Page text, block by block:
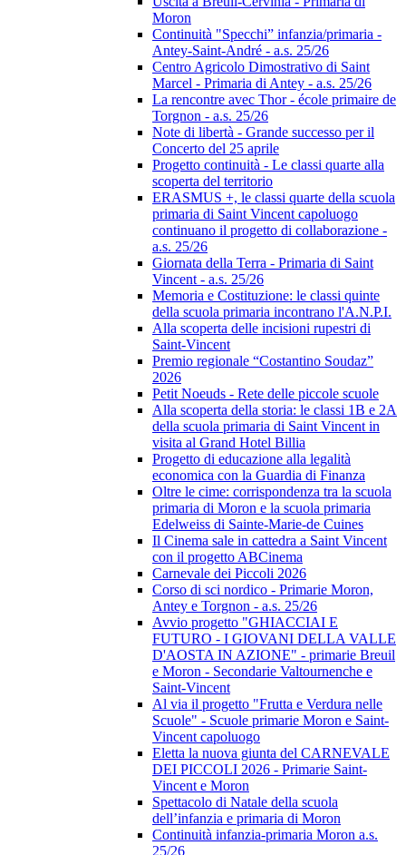
Moron
Continuità "Specchi” infanzia/primaria -
Antey-Saint-André - a.s. 25/26
Centro Agricolo Dimostrativo di Saint
Marcel - Primaria di Antey - a.s. 25/26
La rencontre avec Thor - école primaire de
Torgnon - a.s. 25/26
Note di libertà - Grande successo per il
Concerto del 25 aprile
Progetto continuità - Le classi quarte alla
scoperta del territorio
ERASMUS +, le classi quarte della scuola
primaria di Saint Vincent capoluogo
continuano il progetto di collaborazione -
a.s. 25/26
Giornata della Terra - Primaria di Saint
Vincent - a.s. 25/26
Memoria e Costituzione: le classi quinte
della scuola primaria incontrano l'A.N.P.I.
Alla scoperta delle incisioni rupestri di
Saint-Vincent
Premio regionale “Costantino Soudaz”
2026
Petit Noeuds - Rete delle piccole scuole
Alla scoperta della storia: le classi 1B e 2A
della scuola primaria di Saint Vincent in
visita al Grand Hotel Billia
Progetto di educazione alla legalità
economica con la Guardia di Finanza
Oltre le cime: corrispondenza tra la scuola
primaria di Moron e la scuola primaria
Edelweiss di Sainte-Marie-de Cuines
Il Cinema sale in cattedra a Saint Vincent
con il progetto ABCinema
Carnevale dei Piccoli 2026
Corso di sci nordico - Primarie Moron,
Antey e Torgnon - a.s. 25/26
Avvio progetto "GHIACCIAI E
FUTURO - I GIOVANI DELLA VALLE
D'AOSTA IN AZIONE" - primarie Breuil
e Moron - Secondarie Valtournenche e
Saint-Vincent
Al via il progetto "Frutta e Verdura nelle
Scuole" - Scuole primarie Moron e Saint-
Vincent capoluogo
Eletta la nuova giunta del CARNEVALE
DEI PICCOLI 2026 - Primarie Saint-
Vincent e Moron
Spettacolo di Natale della scuola
dell’infanzia e primaria di Moron
Continuità infanzia-primaria Moron a.s.
25/26